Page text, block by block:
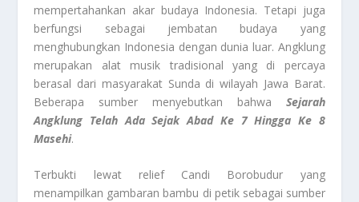
mempertahankan akar budaya Indonesia. Tetapi juga
berfungsi sebagai jembatan budaya yang
menghubungkan Indonesia dengan dunia luar. Angklung
merupakan alat musik tradisional yang di percaya
berasal dari masyarakat Sunda di wilayah Jawa Barat.
Beberapa sumber menyebutkan bahwa Sejarah
Angklung Telah Ada Sejak Abad Ke 7 Hingga Ke 8
Masehi.
Terbukti lewat relief Candi Borobudur yang
menampilkan gambaran bambu di petik sebagai sumber